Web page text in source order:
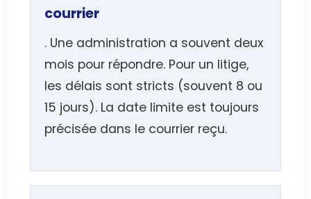
courrier
. Une administration a souvent deux
mois pour répondre. Pour un litige,
les délais sont stricts (souvent 8 ou
15 jours). La date limite est toujours
précisée dans le courrier reçu.